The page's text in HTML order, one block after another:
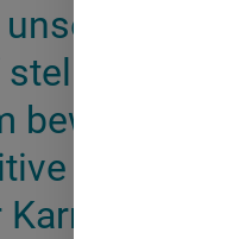
Serie
wir
In
Surgical